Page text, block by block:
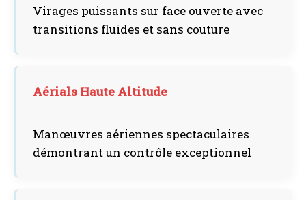
Virages puissants sur face ouverte avec
transitions fluides et sans couture
Aérials Haute Altitude
Manœuvres aériennes spectaculaires
démontrant un contrôle exceptionnel